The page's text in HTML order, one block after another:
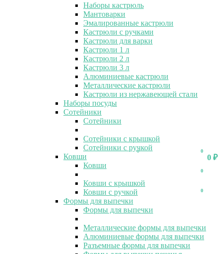
0
0 ₽
0
0
0
Наборы кастрюль
Мантоварки
Эмалированные кастрюли
Кастрюли с ручками
Кастрюли для варки
Кастрюли 1 л
Кастрюли 2 л
Кастрюли 3 л
Алюминиевые кастрюли
Металлические кастрюли
Кастрюли из нержавеющей стали
Наборы посуды
Сотейники
Сотейники
Сотейники с крышкой
Сотейники с ручкой
Ковши
Ковши
Ковши с крышкой
Ковши с ручкой
Формы для выпечки
Формы для выпечки
Металлические формы для выпечки
Алюминиевые формы для выпечки
Разъемные формы для выпечки